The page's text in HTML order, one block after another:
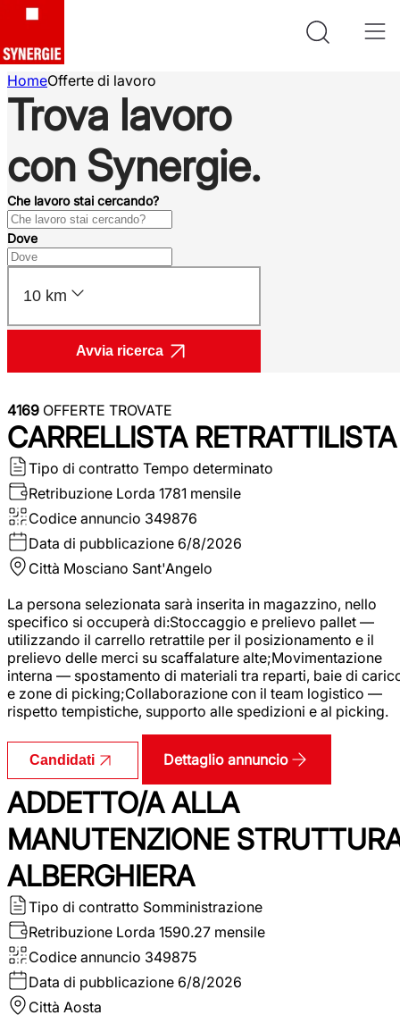
HomeOfferte di lavoro
Trova lavoro
con Synergie.
Che lavoro stai cercando?
Dove
10 km
Avvia ricerca
4169 OFFERTE TROVATE
CARRELLISTA RETRATTILISTA
Tipo di contratto Tempo determinato
Retribuzione Lorda 1781 mensile
Codice annuncio 349876
Data di pubblicazione 6/8/2026
Città Mosciano Sant'Angelo
La persona selezionata sarà inserita in magazzino, nello
specifico si occuperà di:Stoccaggio e prelievo pallet —
utilizzando il carrello retrattile per il posizionamento e il
prelievo delle merci su scaffalature alte;Movimentazione
interna — spostamento di materiali tra reparti, baie di
e zone di picking;Collaborazione con il team logistico —
rispetto tempistiche, supporto alle spedizioni e al picking.
Candidati Dettaglio annuncio
ADDETTO/A ALLA
MANUTENZIONE
ALBERGHIERA
Tipo di contratto Somministrazione
Retribuzione Lorda 1590.27 mensile
Codice annuncio 349875
Data di pubblicazione 6/8/2026
Città Aosta